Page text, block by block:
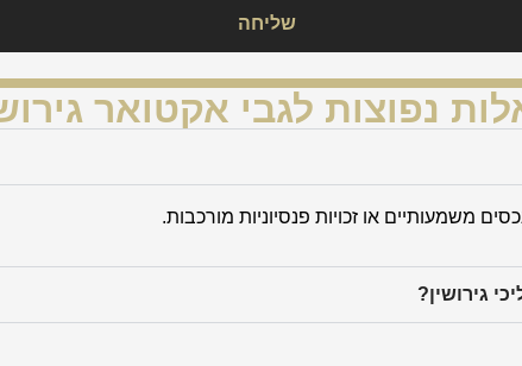
שליחה
נפוצות לגבי אקטואר
משמעותיים או זכויות פנסיוניות מורכבות.
גירושין?